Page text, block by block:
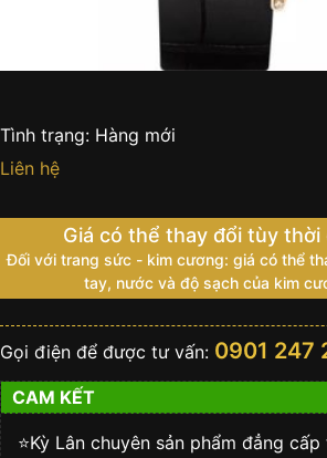
Tình trạng: Hàng mới
Liên hệ
Giá có thể thay đổi tùy thời
Đối với trang sức - kim cương: giá có thể
tay, nước và độ sạch của kim
Gọi điện để được tư vấn: 0901 247
CAM KẾT
⭐️Kỳ Lân chuyên sản phẩm đẳng